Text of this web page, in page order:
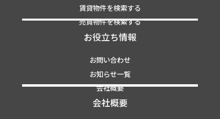
賃貸物件を検索する
売買物件を検索する
お役立ち情報
お問い合わせ
お知らせ一覧
会社概要
会社概要